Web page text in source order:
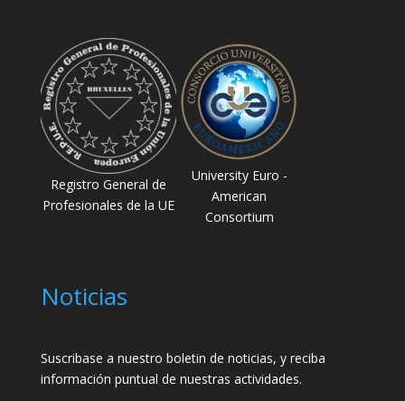
Registro General de
Profesionales de la UE
University Euro -
American
Consortium
Noticias
Suscribase a nuestro boletin de noticias, y reciba
información puntual de nuestras actividades.